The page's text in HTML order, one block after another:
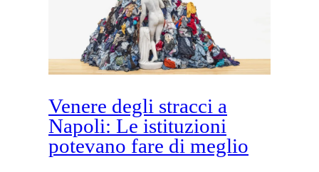
Venere degli stracci a
Napoli: Le istituzioni
potevano fare di meglio